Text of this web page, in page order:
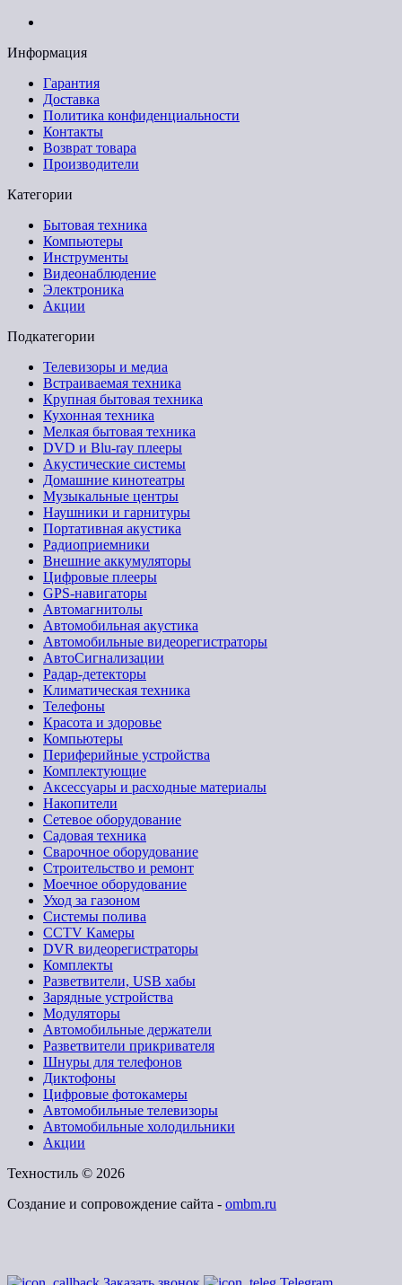
Информация
Гарантия
Доставка
Политика конфиденциальности
Контакты
Возврат товара
Производители
Категории
Бытовая техника
Компьютеры
Инструменты
Видеонаблюдение
Электроника
Акции
Подкатегории
Телевизоры и медиа
Встраиваемая техника
Крупная бытовая техника
Кухонная техника
Мелкая бытовая техника
DVD и Blu-ray плееры
Акустические системы
Домашние кинотеатры
Музыкальные центры
Наушники и гарнитуры
Портативная акустика
Радиоприемники
Внешние аккумуляторы
Цифровые плееры
GPS-навигаторы
Автомагнитолы
Автомобильная акустика
Автомобильные видеорегистраторы
АвтоСигнализации
Радар-детекторы
Климатическая техника
Телефоны
Красота и здоровье
Компьютеры
Периферийные устройства
Комплектующие
Аксессуары и расходные материалы
Накопители
Сетевое оборудование
Садовая техника
Сварочное оборудование
Строительство и ремонт
Моечное оборудование
Уход за газоном
Системы полива
CCTV Камеры
DVR видеорегистраторы
Комплекты
Разветвители, USB хабы
Зарядные устройства
Модуляторы
Автомобильные держатели
Разветвители прикривателя
Шнуры для телефонов
Диктофоны
Цифровые фотокамеры
Автомобильные телевизоры
Автомобильные холодильники
Акции
Техностиль © 2026
Создание и сопровождение сайта - ombm.ru